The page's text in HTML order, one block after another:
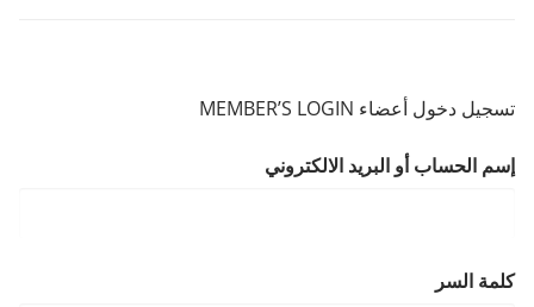
تسجيل دخول أعضاء MEMBER’S LOGIN
إسم الحساب أو البريد الالكتروني
كلمة السر